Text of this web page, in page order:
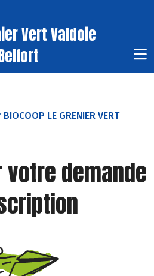
Vert Valdoie
LE GRENIER VERT
votre demande